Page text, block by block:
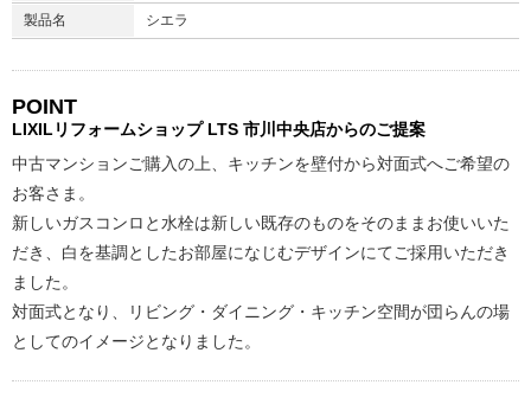
製品名 シエラ
POINT
LIXILリフォームショップ LTS 市川中央店からのご提案
中古マンションご購入の上、キッチンを壁付から対面式へご希望の
お客さま。
新しいガスコンロと水栓は新しい既存のものをそのままお使いいた
だき、白を基調としたお部屋になじむデザインにてご採用いただき
ました。
対面式となり、リビング・ダイニング・キッチン空間が団らんの場
としてのイメージとなりました。